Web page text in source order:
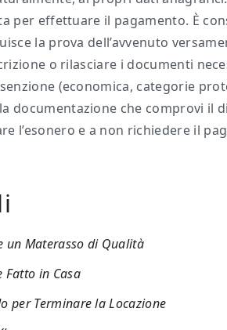
per effettuare il pagamento. È
la prova dell’avvenuto
o rilasciare i documenti
(economica, categorie
documentazione che comprovi il
l’esonero e a non richiedere il
un Materasso di Qualità​
Fatto in Casa
per Terminare la Locazione